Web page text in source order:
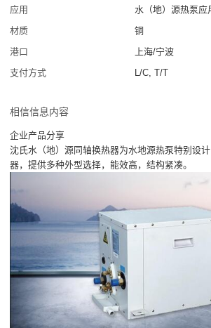
应用
水（地）源热泵应
材质
铜
港口
上海/宁波
支付方式
L/C, T/T
相信信息内容
企业产品分享
沈氏水（地）源同轴换热器为水地源热泵特别设
器，提供多种外型选择，能效高，结构紧凑。